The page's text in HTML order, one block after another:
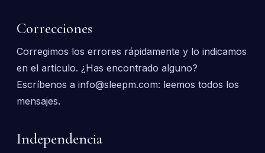
Correcciones
Corregimos los errores rápidamente y lo indicamos
en el artículo. ¿Has encontrado alguno?
Escríbenos a info@sleepm.com: leemos todos los
mensajes.
Independencia